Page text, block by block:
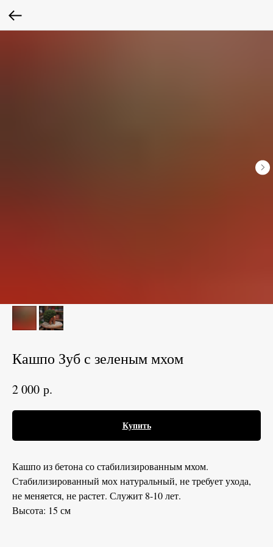
Кашпо Зуб с зеленым мхом
2 000 р.
Купить
Кашпо из бетона со стабилизированным мхом.
Стабилизированный мох натуральный, не требует ухода,
не меняется, не растет. Служит 8-10 лет.
Высота: 15 см